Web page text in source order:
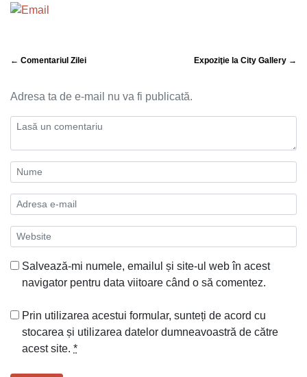
← Comentariul Zilei Expoziţie la City Gallery →
Adresa ta de e-mail nu va fi publicată.
Salvează-mi numele, emailul și site-ul web în acest
navigator pentru data viitoare când o să comentez.
Prin utilizarea acestui formular, sunteți de acord cu
stocarea și utilizarea datelor dumneavoastră de către
acest site. *